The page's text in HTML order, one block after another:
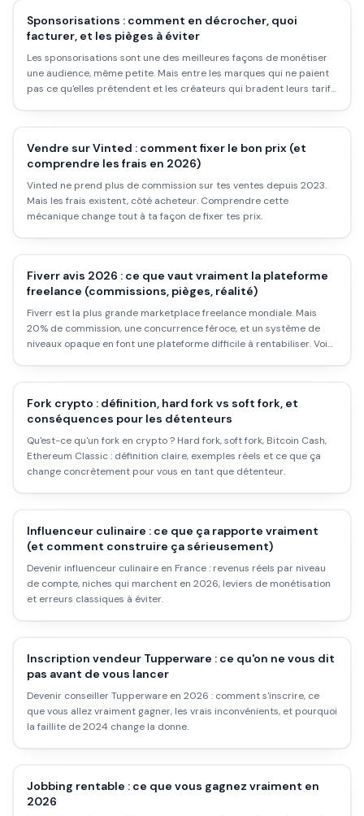
Sponsorisations : comment en décrocher, quoi
facturer, et les pièges à éviter
Les sponsorisations sont une des meilleures façons de monétiser
une audience, même petite. Mais entre les marques qui ne paient
pas ce qu'elles prétendent et les créateurs qui bradent leurs tarifs,
Vendre sur Vinted : comment fixer le bon prix (et
comprendre les frais en 2026)
Vinted ne prend plus de commission sur tes ventes depuis 2023.
Mais les frais existent, côté acheteur. Comprendre cette
mécanique change tout à ta façon de fixer tes prix.
Fiverr avis 2026 : ce que vaut vraiment la plateforme
freelance (commissions, pièges, réalité)
Fiverr est la plus grande marketplace freelance mondiale. Mais
20% de commission, une concurrence féroce, et un système de
niveaux opaque en font une plateforme difficile à rentabiliser. Voici
Fork crypto : définition, hard fork vs soft fork, et
conséquences pour les détenteurs
Qu'est-ce qu'un fork en crypto ? Hard fork, soft fork, Bitcoin Cash,
Ethereum Classic : définition claire, exemples réels et ce que ça
change concrètement pour vous en tant que détenteur.
Influenceur culinaire : ce que ça rapporte vraiment
(et comment construire ça sérieusement)
Devenir influenceur culinaire en France : revenus réels par niveau
de compte, niches qui marchent en 2026, leviers de monétisation
et erreurs classiques à éviter.
Inscription vendeur Tupperware : ce qu'on ne vous dit
pas avant de vous lancer
Devenir conseiller Tupperware en 2026 : comment s'inscrire, ce
que vous allez vraiment gagner, les vrais inconvénients, et pourquoi
la faillite de 2024 change la donne.
Jobbing rentable : ce que vous gagnez vraiment en
2026